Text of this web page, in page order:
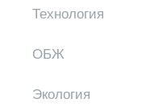
Технология
ОБЖ
Экология